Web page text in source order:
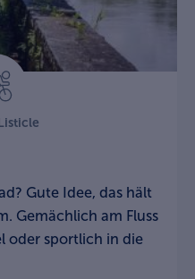
Gute Idee, das hält
Gemächlich am Fluss
oder sportlich in die